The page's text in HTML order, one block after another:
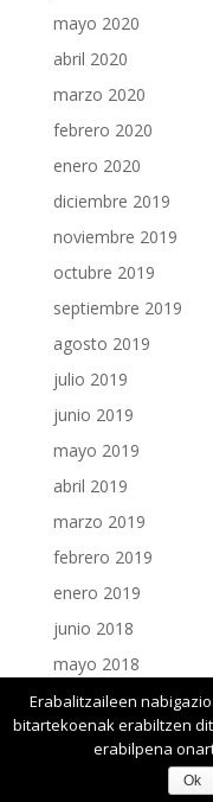
mayo 2020
abril 2020
marzo 2020
febrero 2020
enero 2020
diciembre 2019
noviembre 2019
octubre 2019
septiembre 2019
agosto 2019
julio 2019
junio 2019
mayo 2019
abril 2019
marzo 2019
febrero 2019
enero 2019
junio 2018
mayo 2018
enero 2018
Erabalitzaileen
bitartekoenak erabiltzen
erabilpena
Ok